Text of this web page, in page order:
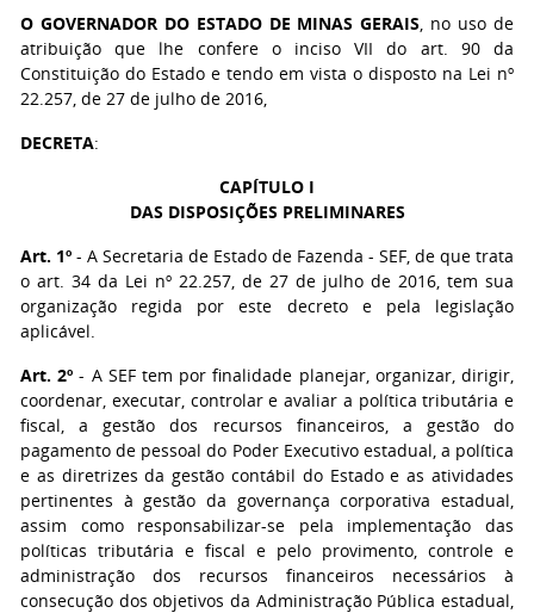
O GOVERNADOR DO ESTADO DE MINAS GERAIS, no uso de
atribuição que lhe confere o inciso VII do art. 90 da
Constituição do Estado e tendo em vista o disposto na Lei nº
22.257, de 27 de julho de 2016,
DECRETA:
CAPÍTULO I
DAS DISPOSIÇÕES PRELIMINARES
Art. 1º - A Secretaria de Estado de Fazenda - SEF, de que trata
o art. 34 da Lei nº 22.257, de 27 de julho de 2016, tem sua
organização regida por este decreto e pela legislação
aplicável.
Art. 2º - A SEF tem por finalidade planejar, organizar, dirigir,
coordenar, executar, controlar e avaliar a política tributária e
fiscal, a gestão dos recursos financeiros, a gestão do
pagamento de pessoal do Poder Executivo estadual, a política
e as diretrizes da gestão contábil do Estado e as atividades
pertinentes à gestão da governança corporativa estadual,
assim como responsabilizar-se pela implementação das
políticas tributária e fiscal e pelo provimento, controle e
administração dos recursos financeiros necessários à
consecução dos objetivos da Administração Pública estadual,